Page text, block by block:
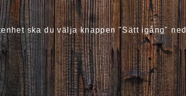
ska du välja knappen "Sätt igång"